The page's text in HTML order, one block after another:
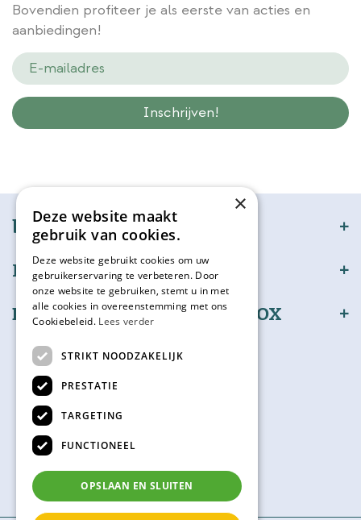
Bovendien profiteer je als eerste van acties en
aanbiedingen!
bijSTOX
Klantenservice
Bestel en betaal veilig bijSTOX
Volg ons
Check hier je saldo
×
Deze website maakt
gebruik van cookies.
Deze website gebruikt cookies om uw
gebruikerservaring te verbeteren. Door
onze website te gebruiken, stemt u in met
alle cookies in overeenstemming met ons
Cookiebeleid. Lees verder
STRIKT NOODZAKELIJK
PRESTATIE
TARGETING
FUNCTIONEEL
OPSLAAN EN SLUITEN